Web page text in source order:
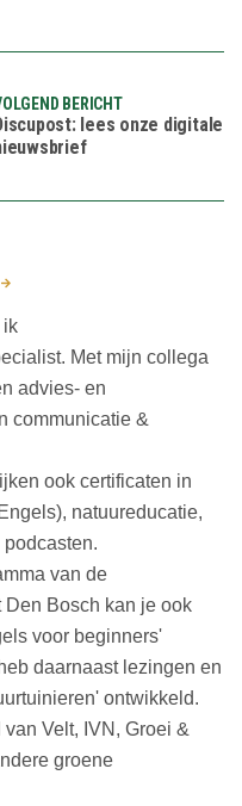
BERICHT
lees onze digitale
ik
Met mijn collega
advies- en
communicatie &
ook certificaten in
natuureducatie,
van de
Bosch kan je ook
voor beginners'
daarnaast lezingen en
ontwikkeld.
van Velt, IVN, Groei &
groene